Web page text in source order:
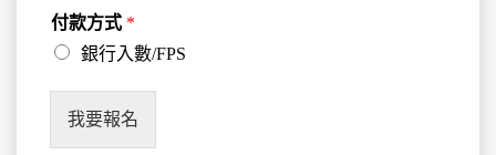
付款方式 *
銀行入數/FPS
我要報名